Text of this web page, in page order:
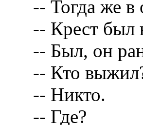
-- Тогда же в
-- Крест был
-- Был, он
-- Кто
-- Никто.
-- Где?